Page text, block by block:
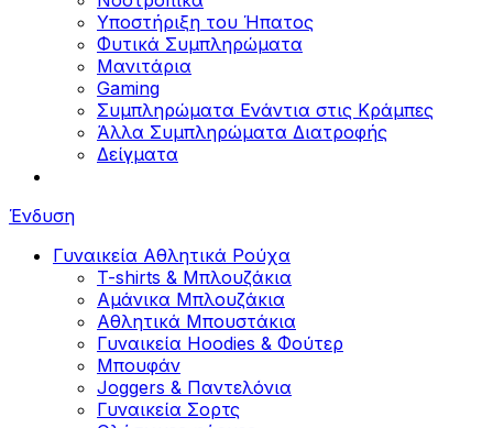
Υποστήριξη του Ήπατος
Φυτικά Συμπληρώματα
Μανιτάρια
Gaming
Συμπληρώματα Ενάντια στις Κράμπες
Άλλα Συμπληρώματα Διατροφής
Δείγματα
Ένδυση
Γυναικεία Αθλητικά Ρούχα
T-shirts & Μπλουζάκια
Αμάνικα Μπλουζάκια
Aθλητικά Μπουστάκια
Γυναικεία Hoodies & Φούτερ
Μπουφάν
Joggers & Παντελόνια
Γυναικεία Σορτς